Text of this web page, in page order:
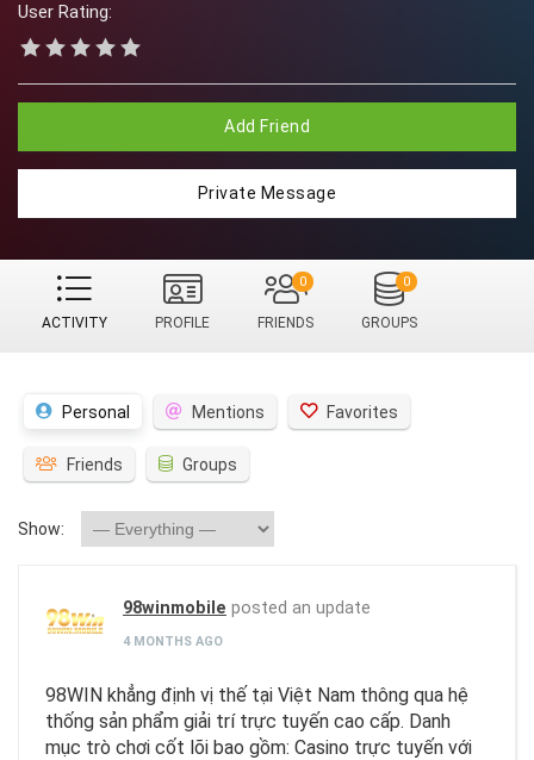
User Rating:
Add Friend
Private Message
ACTIVITY PROFILE FRIENDS
0
GROUPS
0
Personal Mentions Favorites
Friends Groups
Show:
98winmobile posted an update
4 MONTHS AGO
98WIN khẳng định vị thế tại Việt Nam thông qua hệ
thống sản phẩm giải trí trực tuyến cao cấp. Danh
mục trò chơi cốt lõi bao gồm: Casino trực tuyến với